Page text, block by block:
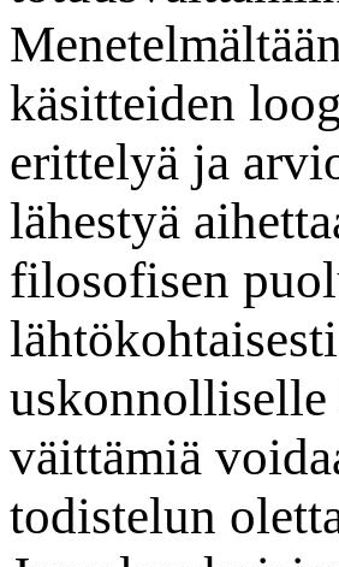
käsitteiden
erittelyä ja
lähestyä
filosofisen
väittämiä
todistelun